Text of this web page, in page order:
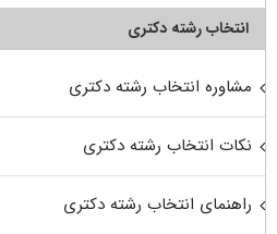
انتخاب رشته دکتری
مشاوره انتخاب رشته دکتری
نکات انتخاب رشته دکتری
راهنمای انتخاب رشته دکتری